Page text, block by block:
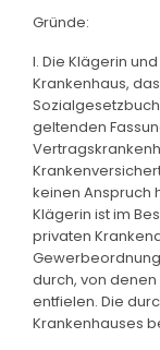
Gründe:
I. Die Klägerin
Krankenhaus,
geltenden
keinen Anspruch
Klägerin ist im
privaten
durch, von denen
entfielen. Die
Krankenhauses